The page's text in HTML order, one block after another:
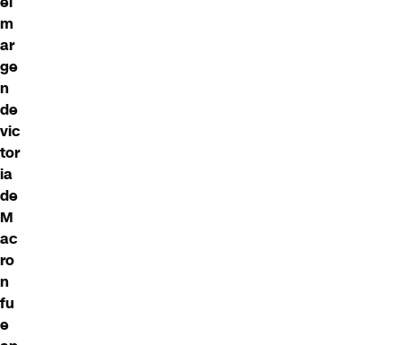
m
ar
ge
n
de
vic
tor
ia
de
M
ac
ro
n
fu
e